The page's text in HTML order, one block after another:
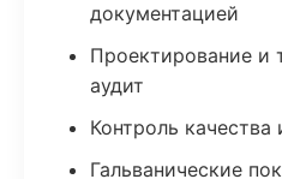
документацией
Проектирование и
аудит
Контроль
Гальванические